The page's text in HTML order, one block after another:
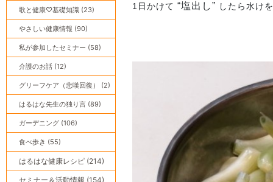
1日かけて “塩出し” したら水け
歌と健康♡基礎知識 (23)
やさしい健康情報 (90)
私が参加したセミナー (58)
介護のお話 (12)
グリーフケア（悲嘆回復） (2)
はるはな先生の独り言 (89)
ガーデニング (106)
食べ歩き (55)
はるはな健康レシピ (214)
セミナー＆活動情報 (154)